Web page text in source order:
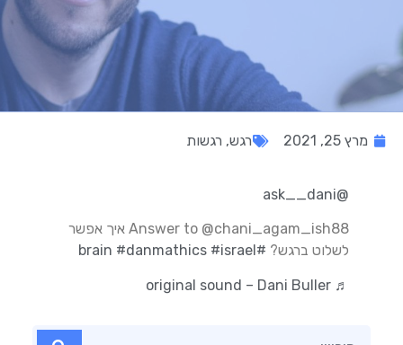
מרץ 25, 2021 רגש, רגשות
@ask__dani
Answer to @chani_agam_ish88 איך אפשר
לשלוט ברגש? #brain
#danmathics #israel
♬ original sound – Dani Buller